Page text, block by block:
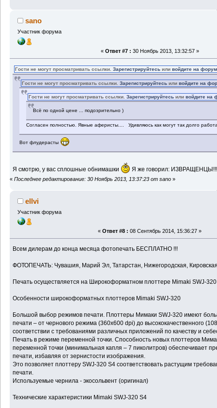
sano
Участник форума
« Ответ #7 : 30 Ноябрь 2013, 13:32:57 »
Гости не могут просматривать ссылки.Зарегистрируйтесь иливойдите на форум
Гости не могут просматривать ссылки.Зарегистрируйтесь иливойдите на
Гости не могут просматривать ссылки.Зарегистрируйтесь иливойдите на
Всё по одной цене ... подозрительно )
Согласен полностью. Явные аферисты.... Удивляюсь как могут так долго
Вот флудерасты
Я смотрю, у вас сплошные обнимашки Я же говорил:
« Последнее редактирование: 30 Ноябрь 2013, 13:37:23 от sano »
ellvi
Участник форума
« Ответ #8 : 08 Сентябрь 2014, 15:36:27 »
Всем дилерам до конца месяца фотопечать БЕСПЛАТНО !!!
ФОТОПЕЧАТЬ: Чувашия, Марий Эл, Татарстан, Нижегородская,
Печать осуществляется на Широкоформатном плоттере Mimaki SWJ-
Особенности широкоформатных плоттеров Mimaki SWJ-320
Большой выбор режимов печати. Плоттеры Мимаки SWJ-320 имеют
печати – от чернового режима (360x600 dpi) до высококачественного
соответствии с требованиями различных приложений по качеству и
Печать в режиме переменной точки. Способность новых плоттеров
переменной точки (минимальная капля – 7 пиколитров) обеспечивает
печати, избавляя от зернистости изображения.
Это позволяет плоттеру SWJ-320 S4 соответствовать растущим
печати.
Используемые чернила - экосольвент (оригинал)
Технические характеристики Mimaki SWJ-320 S4